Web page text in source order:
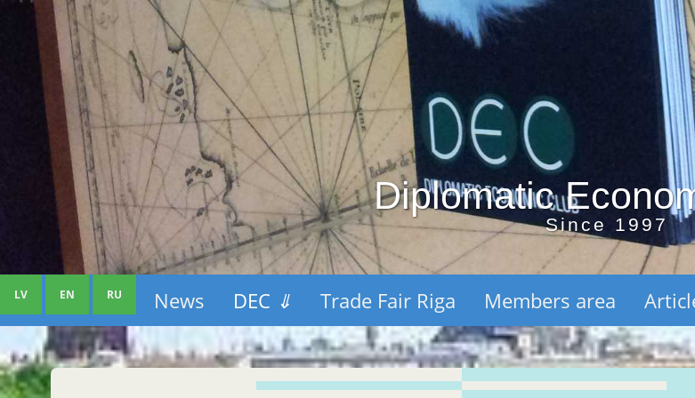
Diplomatic
Since 1997
LV EN RU News DEC ⇓ Trade Fair Riga Members area